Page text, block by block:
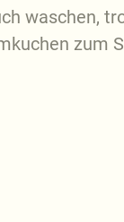
waschen,
zum